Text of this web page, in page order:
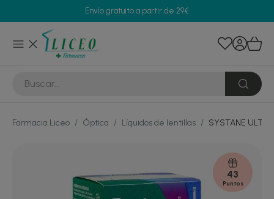
Envío gratuito a partir de 29€
Farmacia Liceo / Óptica / Líquidos de lentillas / SYSTANE
43
Puntos